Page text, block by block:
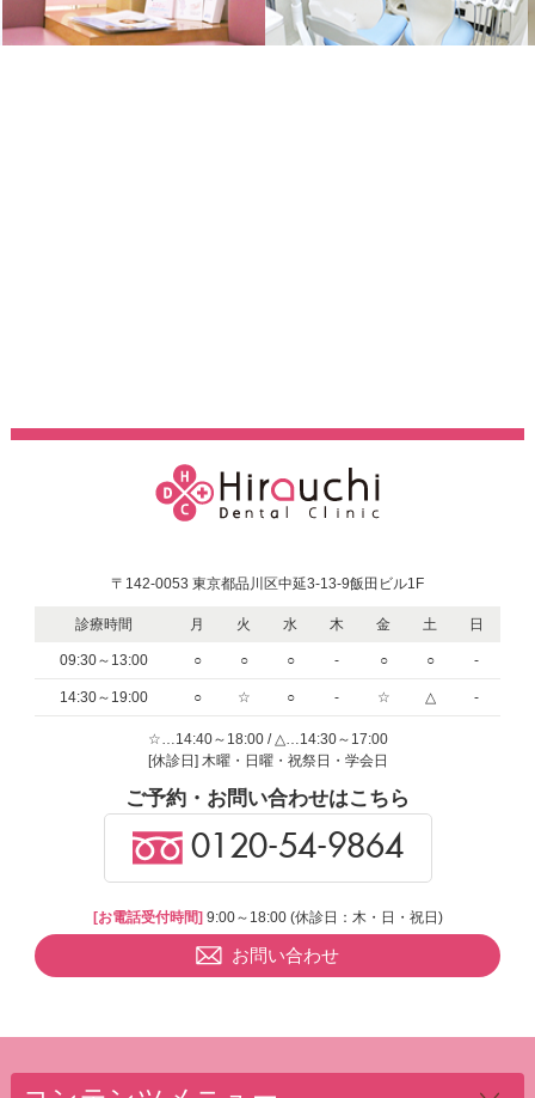
〒142-0053 東京都品川区中延3-13-9飯田ビル1F
診療時間 月 火 水 木 金 土 日
09:30～13:00 ○ ○ ○ - ○ ○ -
14:30～19:00 ○ ☆ ○ - ☆ △ -
☆…14:40～18:00 / △…14:30～17:00
[休診日] 木曜・日曜・祝祭日・学会日
ご予約・お問い合わせはこちら
0120-54-9864
[お電話受付時間] 9:00～18:00 (休診日：木・日・祝日)
お問い合わせ